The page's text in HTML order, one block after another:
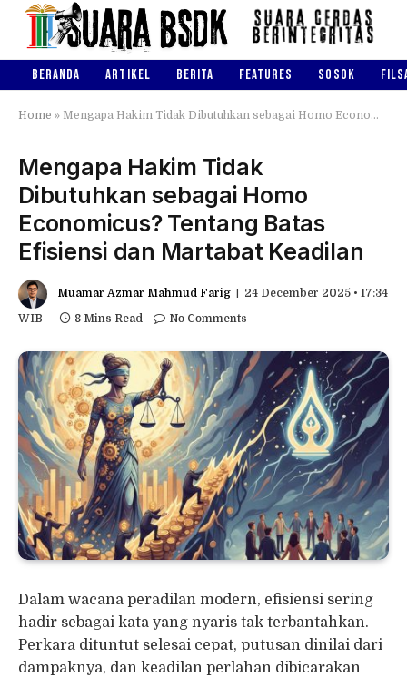
BERANDA ARTIKEL BERITA FEATURES SOSOK
Home » Mengapa Hakim Tidak Dibutuhkan sebagai Homo Economicus? Tentang Batas Efisiensi dan Martabat Keadilan
Mengapa Hakim Tidak
Dibutuhkan sebagai Homo
Economicus? Tentang Batas
Efisiensi dan Martabat Keadilan
Muamar Azmar Mahmud Farig
24 December 2025 • 17:34
WIB
8 Mins Read No Comments
Dalam wacana peradilan modern, efisiensi sering
hadir sebagai kata yang nyaris tak terbantahkan.
Perkara dituntut selesai cepat, putusan dinilai dari
dampaknya, dan keadilan perlahan dibicarakan